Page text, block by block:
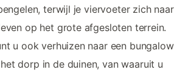
terwijl je viervoeter zich naar
op het grote afgesloten terrein.
u ook verhuizen naar een bungalow
dorp in de duinen, van waaruit u